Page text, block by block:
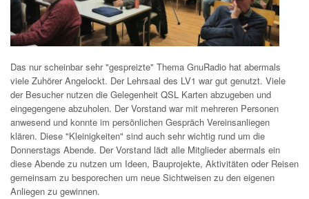
Das nur scheinbar sehr "gespreizte" Thema GnuRadio hat abermals
viele Zuhörer Angelockt. Der Lehrsaal des LV1 war gut genutzt. Viele
der Besucher nutzen die Gelegenheit QSL Karten abzugeben und
eingegengene abzuholen. Der Vorstand war mit mehreren Personen
anwesend und konnte im persönlichen Gespräch Vereinsanliegen
klären. Diese "Kleinigkeiten" sind auch sehr wichtig rund um die
Donnerstags Abende. Der Vorstand lädt alle Mitglieder abermals ein
diese Abende zu nutzen um Ideen, Bauprojekte, Aktivitäten oder Reisen
gemeinsam zu besporechen um neue Sichtweisen zu den eigenen
Anliegen zu gewinnen.